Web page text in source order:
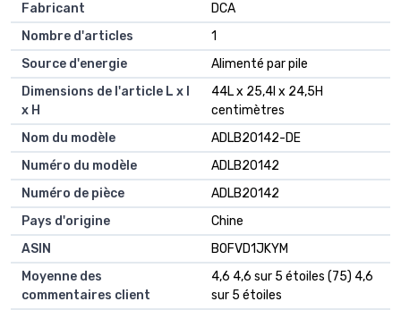
Fabricant
DCA
Nombre d'articles
1
Source d'energie
Alimenté par pile
Dimensions de l'article L x l
x H
44L x 25,4l x 24,5H
centimètres
Nom du modèle
ADLB20142-DE
Numéro du modèle
ADLB20142
Numéro de pièce
ADLB20142
Pays d'origine
Chine
ASIN
B0FVD1JKYM
Moyenne des
commentaires client
4,6 4,6 sur 5 étoiles (75) 4,6
sur 5 étoiles